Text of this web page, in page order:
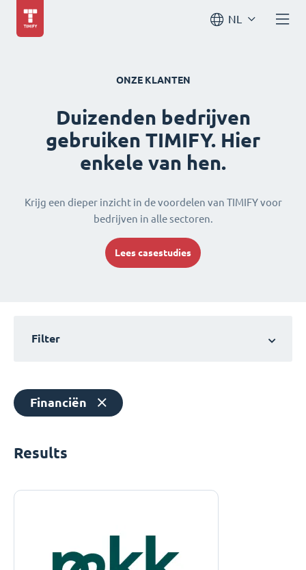
NL
ONZE KLANTEN
Duizenden bedrijven
gebruiken TIMIFY. Hier
enkele van hen.
Krijg een dieper inzicht in de voordelen van TIMIFY voor
bedrijven in alle sectoren.
Lees casestudies
Filter
Financiën
Results